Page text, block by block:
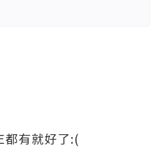
都有就好了:(